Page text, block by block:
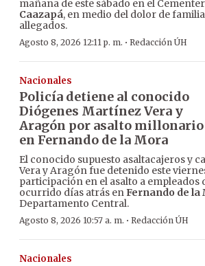
mañana de este sábado en el
Caazapá, en medio del dolor de
allegados.
Agosto 8, 2026 12:11 p. m. · Redacción ÚH
Nacionales
Policía detiene al conocido
Diógenes Martínez Vera y
Aragón por asalto millonario
en Fernando de la Mora
El conocido supuesto asaltacajeros y
Vera y Aragón fue detenido este
participación en el asalto a empleados
ocurrido días atrás enFernando de la
Departamento Central.
Agosto 8, 2026 10:57 a. m. · Redacción ÚH
Nacionales